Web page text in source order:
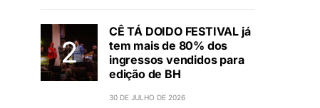
CÊ TÁ DOIDO FESTIVAL já
tem mais de 80% dos
ingressos vendidos para
edição de BH
30 DE JULHO DE 2026